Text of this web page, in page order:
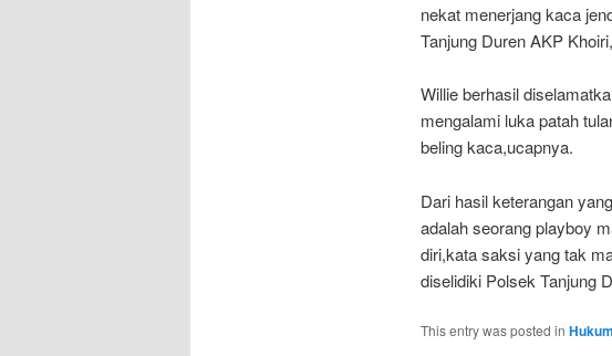
nekat menerjang kaca
Tanjung Duren AKP
Willie berhasil
mengalami luka patah
beling kaca,ucapnya.
Dari hasil keterangan
adalah seorang playboy
diri,kata saksi yang
diselidiki Polsek Tanjung
This entry was posted in